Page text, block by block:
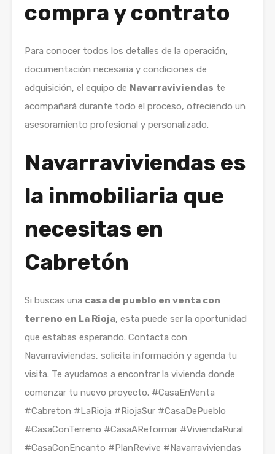
compra y contrato
Para conocer todos los detalles de la operación,
documentación necesaria y condiciones de
adquisición, el equipo de Navarraviviendas te
acompañará durante todo el proceso, ofreciendo un
asesoramiento profesional y personalizado.
Navarraviviendas es
la inmobiliaria que
necesitas en
Cabretón
Si buscas una casa de pueblo en venta con
terreno en La Rioja, esta puede ser la oportunidad
que estabas esperando. Contacta con
Navarraviviendas, solicita información y agenda tu
visita. Te ayudamos a encontrar la vivienda donde
comenzar tu nuevo proyecto. #CasaEnVenta
#Cabreton #LaRioja #RiojaSur #CasaDePueblo
#CasaConTerreno #CasaAReformar #ViviendaRural
#CasaConEncanto #PlanRevive #Navarraviviendas